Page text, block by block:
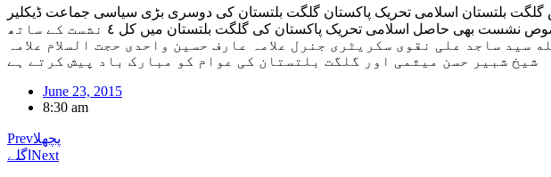
گلگت بلتستان اسلامی تحریک پاکستان گلگت بلتستان کی دوسری بڑی سیاسی جماعت ڈیکلیر
اسلامی تحریک پاکستان کی ٹیکنوکریٹ کی نشست پر بھی کامیابی اسلامی تحریک پاکستان کو خواتین کی مخصوص نشست بھی حاصل اسلامی تحریک پاکستان کی گلگت بلتستان میں کل ٤ نشست کے ساتھ
ساجد علی نقوی سکریٹری جنرل علامہ عارف حسین واحدی حجت السلام علامہ
شیخ شبیر حسن میثمی اور گلگت بلتستان کی عوام کو مبارک باد پیش کرتے ہے
June 23, 2015
8:30 am
Prevپچھلا
اگلے Next